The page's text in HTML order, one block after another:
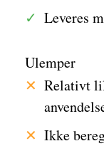
Leveres
Ulemper
Relativt
Ikke